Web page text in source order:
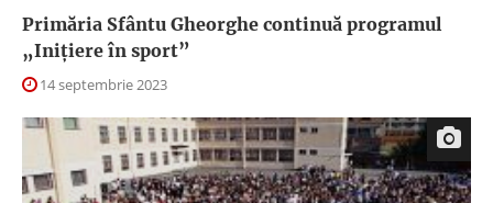
Primăria Sfântu Gheorghe continuă programul
„Iniţiere în sport”
14 septembrie 2023